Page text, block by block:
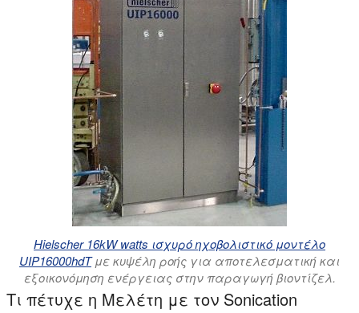
Hielscher 16kW watts ισχυρό ηχοβολιστικό μοντέλο
UIP16000hdTμε κυψέλη ροής για αποτελεσματική και
εξοικονόμηση ενέργειας στην παραγωγή βιοντίζελ.
Τι πέτυχε η Μελέτη με τον Sonication